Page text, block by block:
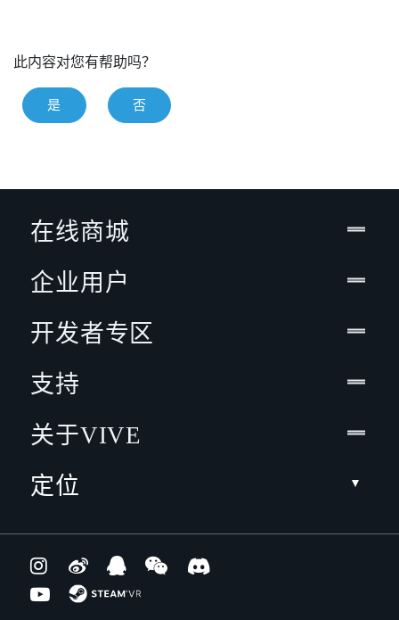
此内容对您有帮助吗？
是 否
在线商城
企业用户
开发者专区
支持
关于VIVE
定位